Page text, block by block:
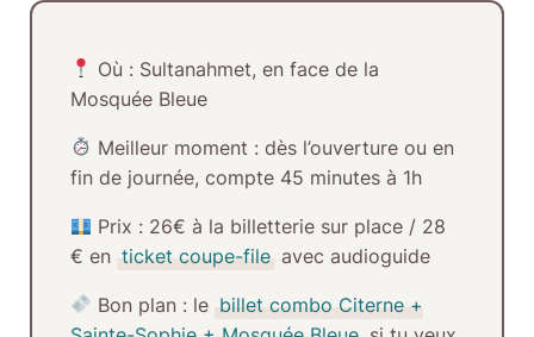
Où :Sultanahmet, en face de la
Mosquée Bleue
Meilleur moment :dès l’ouverture ou en
fin de journée, compte 45 minutes à 1h
Prix :26€ à la billetterie sur place / 28
€ en ticket coupe-file avec audioguide
Bon plan :le billet combo Citerne +